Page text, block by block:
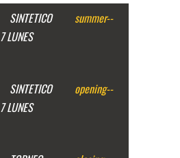
SINTETICO
7 LUNES
summer--
SINTETICO
7 LUNES
opening--